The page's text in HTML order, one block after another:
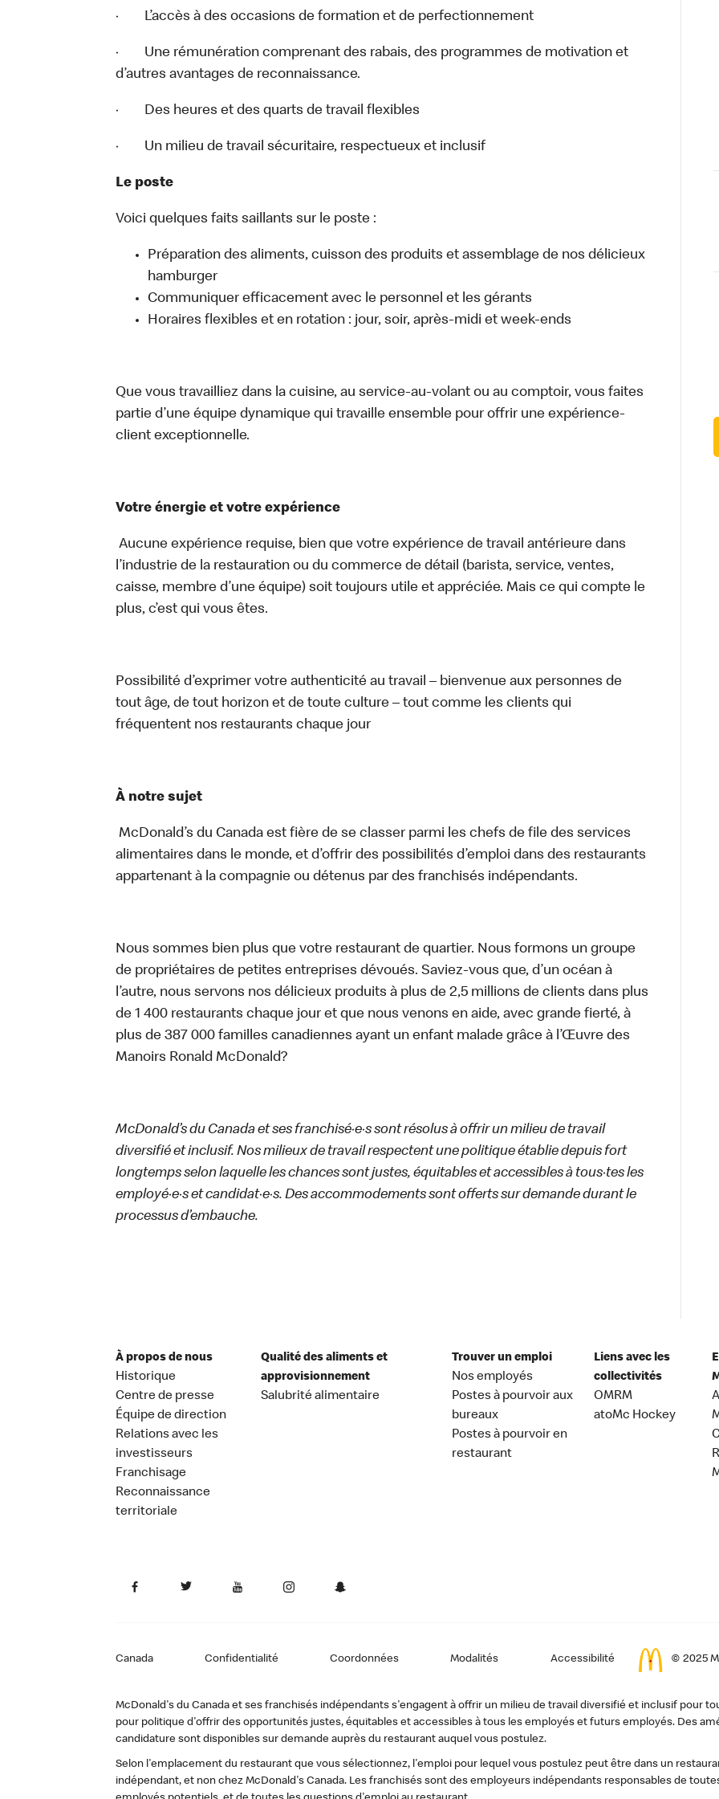
· L’accès à des occasions de formation et de perfectionnement
· Une rémunération comprenant des rabais, des programmes de motivation et
d’autres avantages de reconnaissance.
· Des heures et des quarts de travail flexibles
· Un milieu de travail sécuritaire, respectueux et inclusif
Le poste
Voici quelques faits saillants sur le poste :
Préparation des aliments, cuisson des produits et assemblage de nos délicieux
hamburger
Communiquer efficacement avec le personnel et les gérants
Horaires flexibles et en rotation : jour, soir, après-midi et week-ends
Que vous travailliez dans la cuisine, au service-au-volant ou au comptoir, vous faites
partie d’une équipe dynamique qui travaille ensemble pour offrir une expérience-
client exceptionnelle.
Votre énergie et votre expérience
Aucune expérience requise, bien que votre expérience de travail antérieure dans
l’industrie de la restauration ou du commerce de détail (barista, service, ventes,
caisse, membre d’une équipe) soit toujours utile et appréciée. Mais ce qui compte le
plus, c’est qui vous êtes.
Possibilité d’exprimer votre authenticité au travail – bienvenue aux personnes de
tout âge, de tout horizon et de toute culture – tout comme les clients qui
fréquentent nos restaurants chaque jour
À notre sujet
McDonald’s du Canada est fière de se classer parmi les chefs de file des services
alimentaires dans le monde, et d’offrir des possibilités d’emploi dans des restaurants
appartenant à la compagnie ou détenus par des franchisés indépendants.
Nous sommes bien plus que votre restaurant de quartier. Nous formons un groupe
de propriétaires de petites entreprises dévoués. Saviez-vous que, d’un océan à
l’autre, nous servons nos délicieux produits à plus de 2,5 millions de clients dans plus
de 1 400 restaurants chaque jour et que nous venons en aide, avec grande fierté, à
plus de 387 000 familles canadiennes ayant un enfant malade grâce à l’Œuvre des
Manoirs Ronald McDonald?
McDonald’s du Canada et ses franchisé·e·s sont résolus à offrir un milieu de travail
diversifié et inclusif. Nos milieux de travail respectent une politique établie depuis fort
longtemps selon laquelle les chances sont justes, équitables et accessibles à tous·tes les
employé·e·s et candidat·e·s. Des accommodements sont offerts sur demande durant le
processus d’embauche.
À propos de nous
Historique
Centre de presse
Équipe de direction
Relations avec les
investisseurs
Franchisage
Reconnaissance
territoriale
Qualité des aliments et
approvisionnement
Salubrité alimentaire
Trouver un emploi
Nos employés
Postes à pourvoir aux
bureaux
Postes à pourvoir en
restaurant
Liens avec les
collectivités
OMRM
atoMc Hockey
Canada Confidentialité Coordonnées Modalités Accessibilité © 2025
McDonald's du Canada et ses franchisés indépendants s'engagent à offrir un milieu de travail diversifié et inclusif pour
pour politique d'offrir des opportunités justes, équitables et accessibles à tous les employés et futurs employés. Des
candidature sont disponibles sur demande auprès du restaurant auquel vous postulez.
Selon l'emplacement du restaurant que vous sélectionnez, l'emploi pour lequel vous postulez peut être dans un
indépendant, et non chez McDonald's Canada. Les franchisés sont des employeurs indépendants responsables de